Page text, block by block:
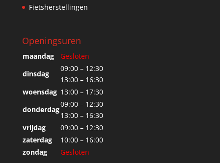
Fietsherstellingen
Openingsuren
maandag
Gesloten
dinsdag
09:00 – 12:30
13:00 – 16:30
woensdag 13:00 – 17:30
donderdag
09:00 – 12:30
13:00 – 16:30
vrijdag
09:00 – 12:30
zaterdag
10:00 – 16:00
zondag
Gesloten